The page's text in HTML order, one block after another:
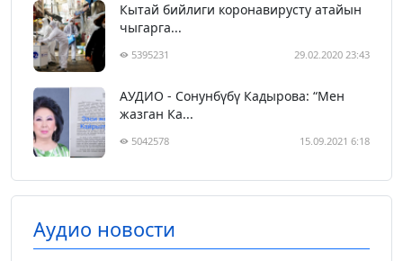
Кытай бийлиги коронавирусту атайын
чыгарга...
5395231 29.02.2020 23:43
АУДИО - Сонунбүбү Кадырова: “Мен
жазган Ка...
5042578 15.09.2021 6:18
Аудио новости